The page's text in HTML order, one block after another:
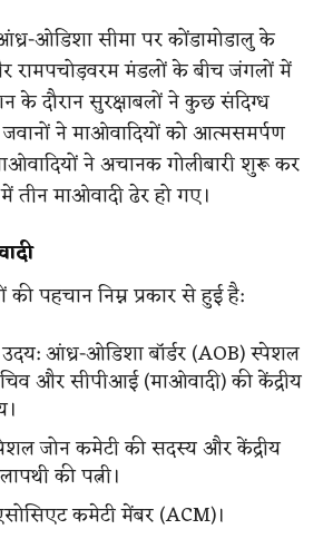
ओडिशा सीमा पर कोंडामोडालु के
रामपचोड़वरम मंडलों के बीच जंगलों में
दौरान सुरक्षाबलों ने कुछ संदिग्ध
ने माओवादियों को आत्मसमर्पण
ने अचानक गोलीबारी शुरू कर
में तीन माओवादी ढेर हो गए।
की पहचान निम्न प्रकार से हुई है:
आंध्र-ओडिशा बॉर्डर (AOB) स्पेशल
और सीपीआई (माओवादी) की केंद्रीय
जोन कमेटी की सदस्य और केंद्रीय
की पत्नी।
कमेटी मेंबर (ACM)।